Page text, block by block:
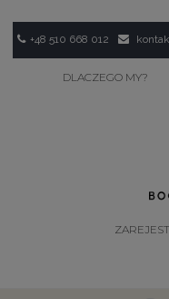
+48 510 668 012
DLACZEGO MY?